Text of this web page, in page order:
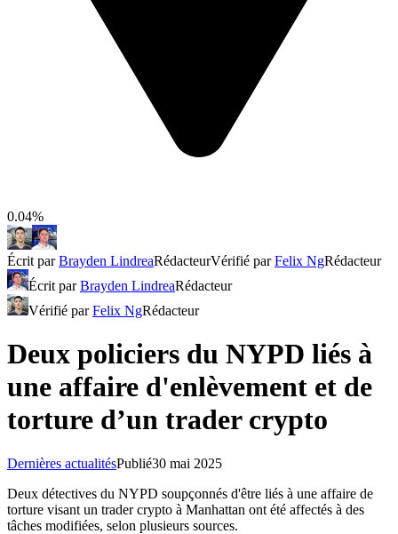
0.04%
Écrit parBrayden LindreaRédacteurVérifié parFelix NgRédacteur
Écrit parBrayden LindreaRédacteur
Vérifié parFelix NgRédacteur
Deux policiers du NYPD liés à
une affaire d'enlèvement et de
torture d’un trader crypto
Dernières actualitésPublié30 mai 2025
Deux détectives du NYPD soupçonnés d'être liés à une affaire de
torture visant un trader crypto à Manhattan ont été affectés à des
tâches modifiées, selon plusieurs sources.